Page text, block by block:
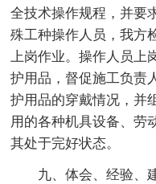
全技术操作规程，并要
殊工种操作人员，我方
上岗作业。操作人员
护用品，督促施工负责
护用品的穿戴情况，并
用的各种机具设备、劳
其处于完好状态。
九、体会、经验、